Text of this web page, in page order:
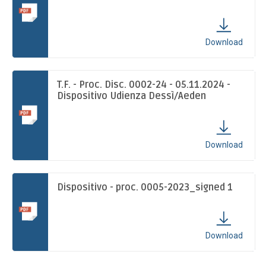
FEDERAZIONE INTERNAZIONALE
ARBITRI
COMITATI
DISCIPLINE
Download
T.F. - Proc. Disc. 0002-24 - 05.11.2024 -
Dispositivo Udienza Dessì/Aeden
Download
Dispositivo - proc. 0005-2023_signed 1
Download